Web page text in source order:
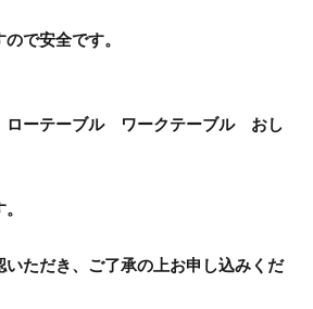
で安全です。
ーテーブル ワークテーブル おし
いただき、ご了承の上お申し込みくだ